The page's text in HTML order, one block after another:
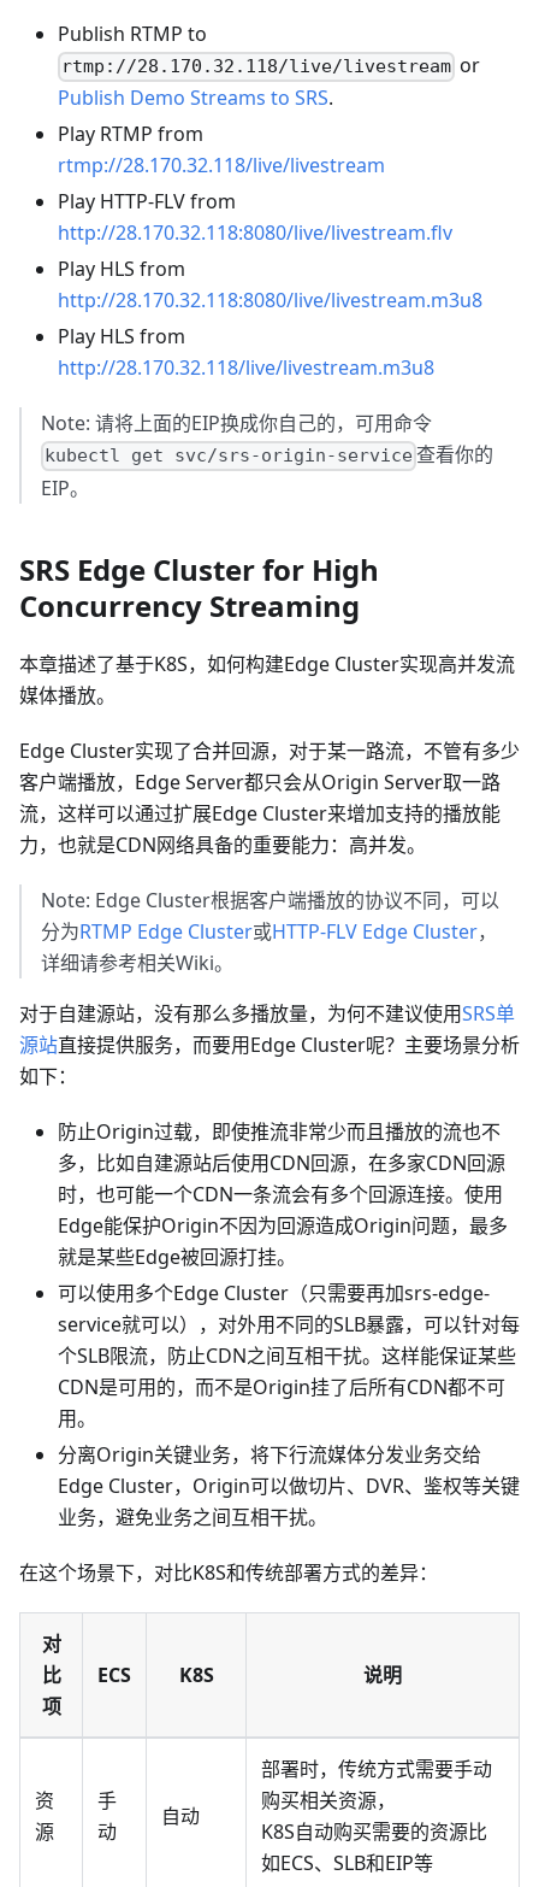
Publish RTMP to
rtmp://28.170.32.118/live/livestream or
Publish Demo Streams to SRS.
Play RTMP from
rtmp://28.170.32.118/live/livestream
Play HTTP-FLV from
http://28.170.32.118:8080/live/livestream.flv
Play HLS from
http://28.170.32.118:8080/live/livestream.m3u8
Play HLS from
http://28.170.32.118/live/livestream.m3u8
Note: 请将上面的EIP换成你自己的，可用命令
kubectl get svc/srs-origin-service 查看你的
EIP。
SRS Edge Cluster for High
Concurrency Streaming
本章描述了基于K8S，如何构建Edge Cluster实现高并发流
媒体播放。
Edge Cluster实现了合并回源，对于某一路流，不管有多少
客户端播放，Edge Server都只会从Origin Server取一路
流，这样可以通过扩展Edge Cluster来增加支持的播放能
力，也就是CDN网络具备的重要能力：高并发。
Note: Edge Cluster根据客户端播放的协议不同，可以
分为RTMP Edge Cluster或HTTP-FLV Edge Cluster，
详细请参考相关Wiki。
对于自建源站，没有那么多播放量，为何不建议使用SRS单
源站直接提供服务，而要用Edge Cluster呢？主要场景分析
如下：
防止Origin过载，即使推流非常少而且播放的流也不
多，比如自建源站后使用CDN回源，在多家CDN回源
时，也可能一个CDN一条流会有多个回源连接。使用
Edge能保护Origin不因为回源造成Origin问题，最多
就是某些Edge被回源打挂。
可以使用多个Edge Cluster（只需要再加srs-edge-
service就可以），对外用不同的SLB暴露，可以针对每
个SLB限流，防止CDN之间互相干扰。这样能保证某些
CDN是可用的，而不是Origin挂了后所有CDN都不可
用。
分离Origin关键业务，将下行流媒体分发业务交给
Edge Cluster，Origin可以做切片、DVR、鉴权等关键
业务，避免业务之间互相干扰。
在这个场景下，对比K8S和传统部署方式的差异：
对
比
项
ECS K8S 说明
资
源
手
动
自动
部署时，传统方式需要手动
购买相关资源，
K8S自动购买需要的资源比
如ECS、SLB和EIP等